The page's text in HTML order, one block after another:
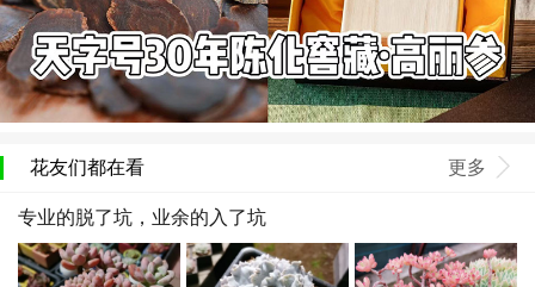
花友们都在看 更多
专业的脱了坑，业余的入了坑